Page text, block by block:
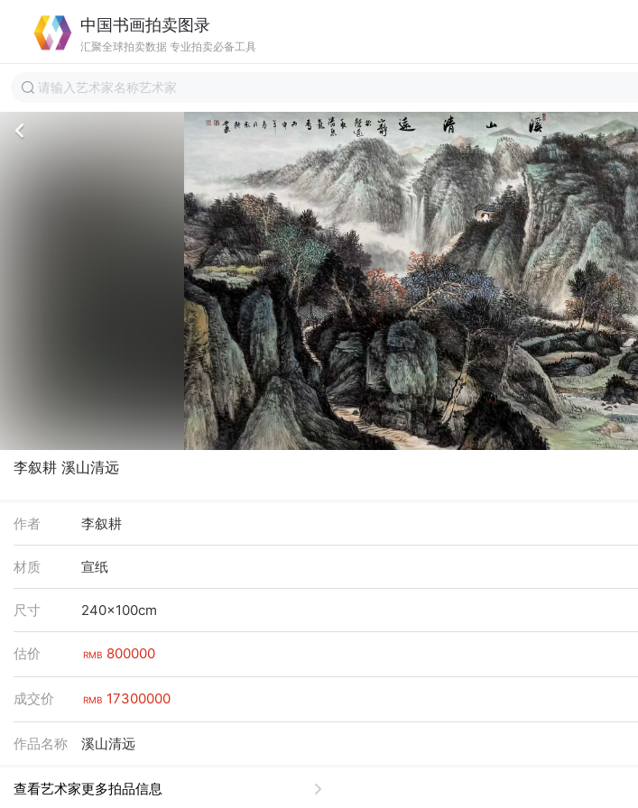
中国书画拍卖图录
汇聚全球拍卖数据 专业拍卖必备工具
李叙耕 溪山清远
作者 李叙耕
材质 宣纸
尺寸 240x100cm
估价 RMB 800000
成交价 RMB 17300000
作品名称 溪山清远
查看艺术家更多拍品信息